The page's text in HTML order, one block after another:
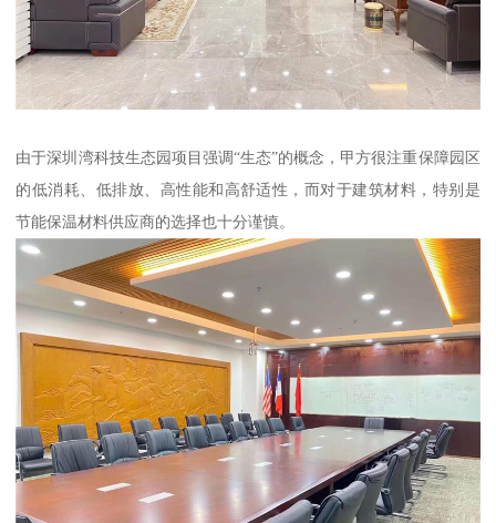
由于深圳湾科技生态园项目强调“生态”的概念，甲方很注重保障园区
的低消耗、低排放、高性能和高舒适性，而对于建筑材料，特别是
节能保温材料供应商的选择也十分谨慎。